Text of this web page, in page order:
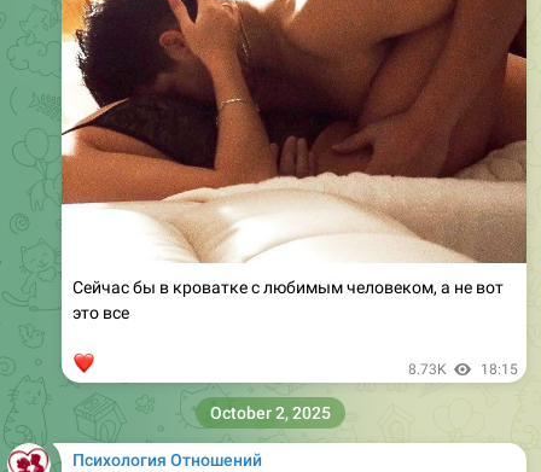
Сейчас бы в кроватке с любимым человеком, а не вот
это все
8.73K 18:15
Психология Отношений
October 2, 2025